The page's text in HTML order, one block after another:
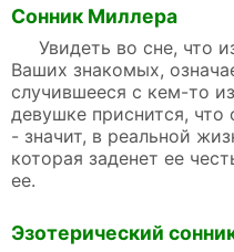
Сонник Миллера
Увидеть во сне, что
Ваших знакомых,
случившееся с кем-то
девушке приснится, что
- значит, в реальной
которая заденет ее
ее.
Эзотерический